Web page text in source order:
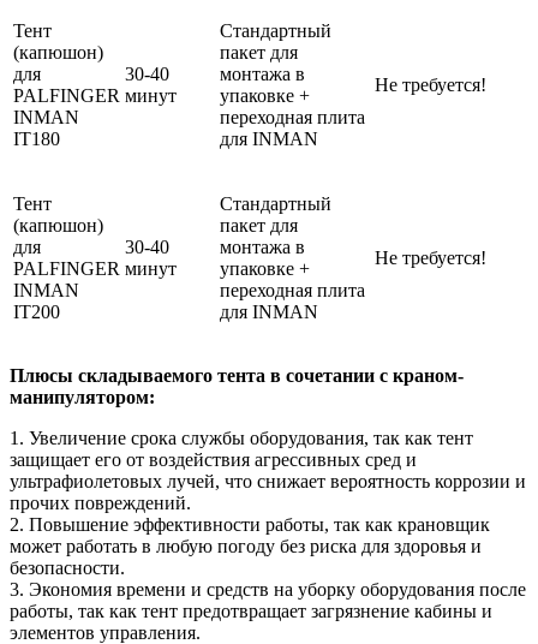
Тент
(капюшон)
для
PALFINGER
INMAN
IT180
30-40
минут
Стандартный
пакет для
монтажа в
упаковке +
переходная плита
для INMAN
Не требуется!
Тент
(капюшон)
для
PALFINGER
INMAN
IT200
30-40
минут
Стандартный
пакет для
монтажа в
упаковке +
переходная плита
для INMAN
Не требуется!
Плюсы складываемого тента в сочетании с краном-
манипулятором:
1. Увеличение срока службы оборудования, так как тент
защищает его от воздействия агрессивных сред и
ультрафиолетовых лучей, что снижает вероятность коррозии и
прочих повреждений.
2. Повышение эффективности работы, так как крановщик
может работать в любую погоду без риска для здоровья и
безопасности.
3. Экономия времени и средств на уборку оборудования после
работы, так как тент предотвращает загрязнение кабины и
элементов управления.